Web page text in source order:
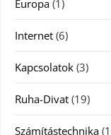
Europa (1)
Internet (6)
Kapcsolatok (3)
Ruha-Divat (19)
Számítástechnika